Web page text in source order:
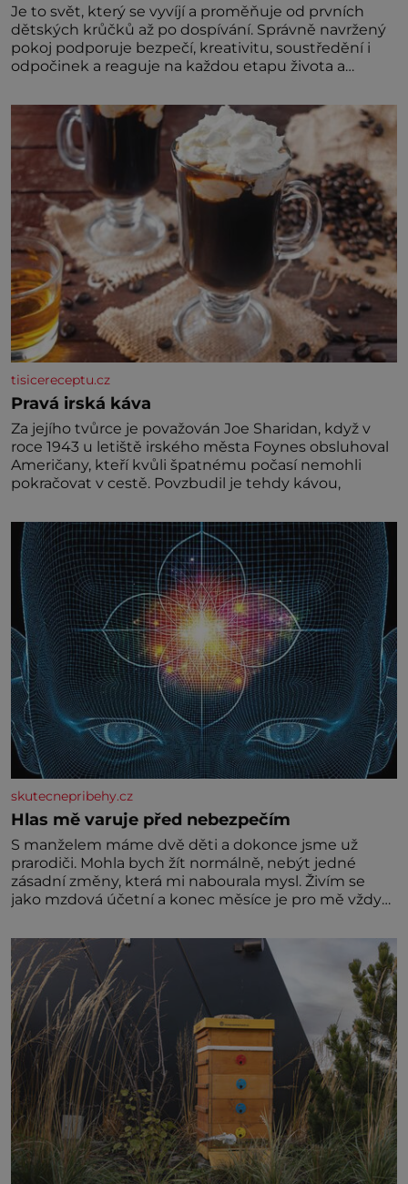
Je to svět, který se vyvíjí a proměňuje od prvních
dětských krůčků až po dospívání. Správně navržený
pokoj podporuje bezpečí, kreativitu, soustředění i
odpočinek a reaguje na každou etapu života a
jednoduchost, měkkost a bezpečí, proto by pokoj
miminka měl působit především klidně a útulně.
Předškolní věk je
tisicereceptu.cz
Pravá irská káva
Za jejího tvůrce je považován Joe Sharidan, když v
roce 1943 u letiště irského města Foynes obsluhoval
Američany, kteří kvůli špatnému počasí nemohli
pokračovat v cestě. Povzbudil je tehdy kávou,
skutecnepribehy.cz
Hlas mě varuje před nebezpečím
S manželem máme dvě děti a dokonce jsme už
prarodiči. Mohla bych žít normálně, nebýt jedné
zásadní změny, která mi nabourala mysl. Živím se
jako mzdová účetní a konec měsíce je pro mě vždy
máme vnoučata, mi dcera čím dál častěji volá o
pomoc, co se hlídání týče. Dalo by se